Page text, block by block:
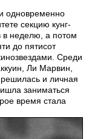
одновременно
секцию кунг-
в неделю, а потом
до пятисот
Среди
Ли Марвин,
и личная
заниматься
время стала